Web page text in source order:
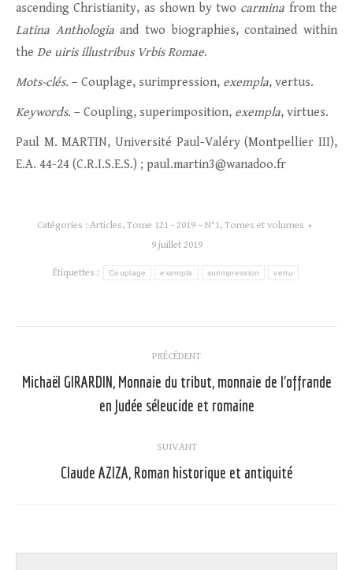
ascending Christianity, as shown by two carmina from the
Latina Anthologiaand two biographies, contained within
the De uiris illustribus Vrbis Romae.
Mots-clés. – Couplage, surimpression, exempla, vertus.
Keywords. – Coupling, superimposition, exempla, virtues.
Paul M. MARTIN, Université Paul-Valéry (Montpellier III),
E.A. 44-24 (C.R.I.S.E.S.) ; paul.martin3@wanadoo.fr
Catégories : Articles, Tome 121 - 2019 – N°1, Tomes et volumes
9 juillet 2019
Étiquettes : Couplage exempla surimpression vertu
article
PRÉCÉDENT
Article
précédent
Michaël GIRARDIN, Monnaie du tribut, monnaie de l’offrande
en Judée séleucide et romaine
SUIVANT
Article
Claude AZIZA, Roman historique et antiquité